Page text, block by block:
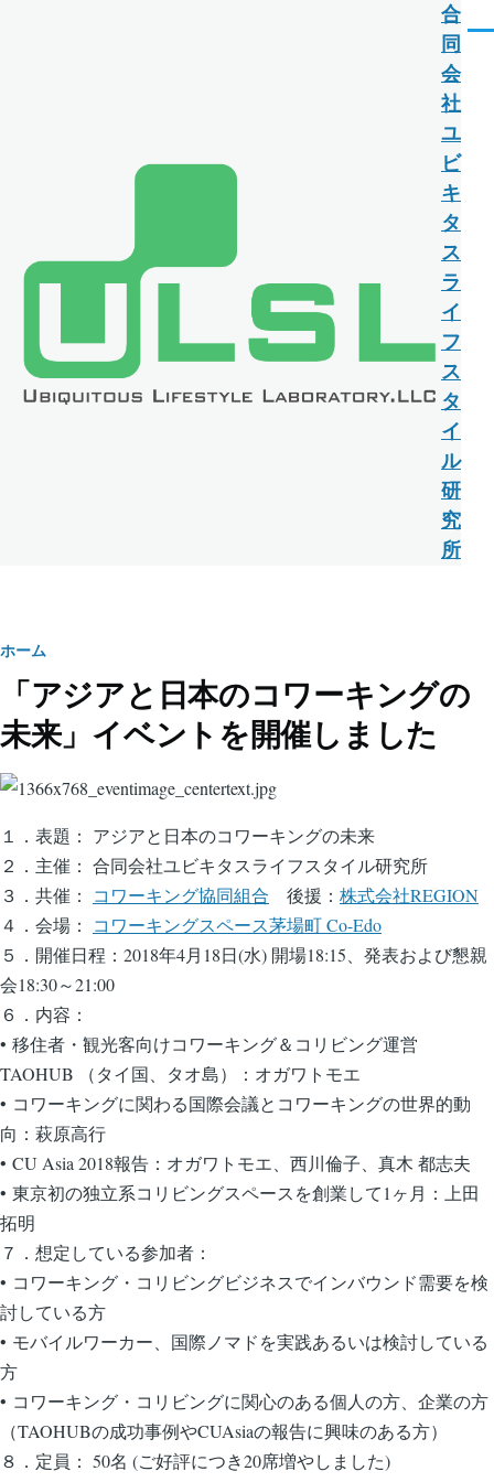
合
同
会
社
ユ
ビ
キ
タ
ス
ラ
イ
フ
ス
タ
イ
ル
研
究
所
パ
ン
く
ず
ホーム
「アジアと日本のコワーキングの
未来」イベントを開催しました
１．表題： アジアと日本のコワーキングの未来
２．主催： 合同会社ユビキタスライフスタイル研究所
３．共催： コワーキング協同組合 後援： 株式会社REGION
４．会場： コワーキングスペース茅場町 Co-Edo
５．開催日程：2018年4月18日(水) 開場18:15、発表および懇親
会18:30～21:00
６．内容：
• 移住者・観光客向けコワーキング＆コリビング運営
TAOHUB
（タイ国、タオ島）
：オガワトモエ
• コワーキングに関わる国際会議と コワーキングの世界的動
向：萩原高行
• CU Asia 2018報告：オガワトモエ、 西川倫子、真木 都志夫
• 東京初の独立系コリビングスペースを創業して1ヶ月：
上田
拓明
７．想定している参加者：
• コワーキング・コリビングビジネスでインバウンド需要を検
討している方
• モバイルワーカー、国際ノマドを実践あるいは検討している
方
• コワーキング・コリビングに関心のある個人の方、企業の方
（TAOHUBの成功事例やCUAsiaの報告に興味のある方）
８．定員： 50名 (ご好評につき20席増やしました)